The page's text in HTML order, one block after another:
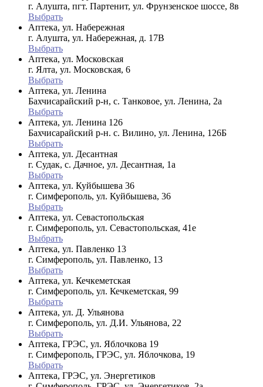
г. Алушта, пгт. Партенит, ул. Фрунзенское шоссе, 8в
Выбрать
Аптека, ул. Набережная
г. Алушта, ул. Набережная, д. 17В
Выбрать
Аптека, ул. Московская
г. Ялта, ул. Московская, 6
Выбрать
Аптека, ул. Ленина
Бахчисарайский р-н, с. Танковое, ул. Ленина, 2а
Выбрать
Аптека, ул. Ленина 126
Бахчисарайский р-н. с. Вилино, ул. Ленина, 126Б
Выбрать
Аптека, ул. Десантная
г. Судак, с. Дачное, ул. Десантная, 1а
Выбрать
Аптека, ул. Куйбышева 36
г. Симферополь, ул. Куйбышева, 36
Выбрать
Аптека, ул. Севастопольская
г. Симферополь, ул. Севастопольская, 41е
Выбрать
Аптека, ул. Павленко 13
г. Симферополь, ул. Павленко, 13
Выбрать
Аптека, ул. Кечкеметская
г. Симферополь, ул. Кечкеметская, 99
Выбрать
Аптека, ул. Д. Ульянова
г. Симферополь, ул. Д.И. Ульянова, 22
Выбрать
Аптека, ГРЭС, ул. Яблочкова 19
г. Симферополь, ГРЭС, ул. Яблочкова, 19
Выбрать
Аптека, ГРЭС, ул. Энергетиков